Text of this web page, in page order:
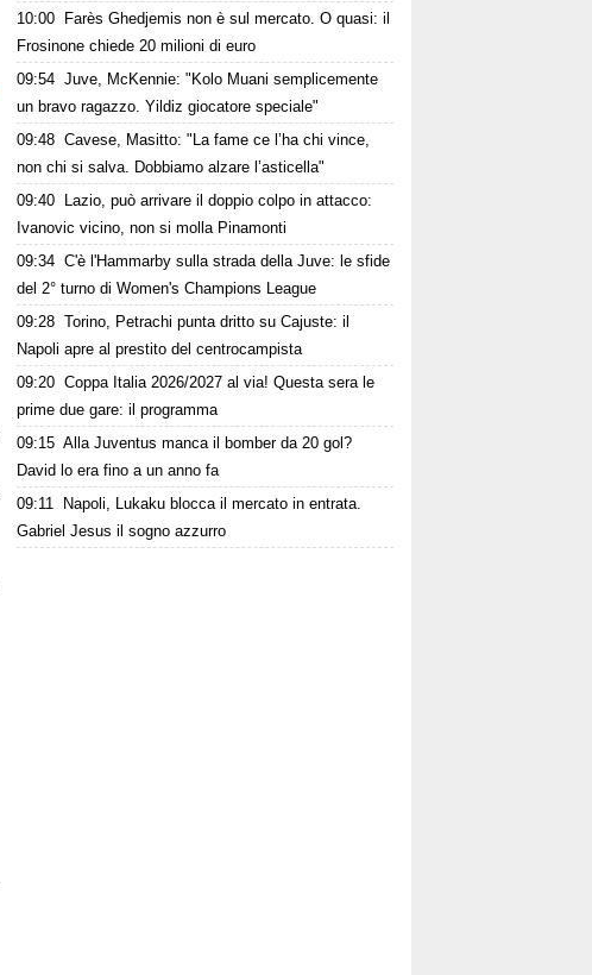
10:00
Farès Ghedjemis non è sul mercato. O quasi: il
Frosinone chiede 20 milioni di euro
09:54 Juve, McKennie: "Kolo Muani semplicemente
un bravo ragazzo. Yildiz giocatore speciale"
09:48 Cavese, Masitto: "La fame ce l’ha chi vince,
non chi si salva. Dobbiamo alzare l’asticella"
09:40
Lazio, può arrivare il doppio colpo in attacco:
Ivanovic vicino, non si molla Pinamonti
09:34 C'è l'Hammarby sulla strada della Juve: le sfide
del 2° turno di Women's Champions League
09:28 Torino, Petrachi punta dritto su Cajuste: il
Napoli apre al prestito del centrocampista
09:20 Coppa Italia 2026/2027 al via! Questa sera le
prime due gare: il programma
09:15 Alla Juventus manca il bomber da 20 gol?
David lo era fino a un anno fa
09:11
Napoli, Lukaku blocca il mercato in entrata.
Gabriel Jesus il sogno azzurro